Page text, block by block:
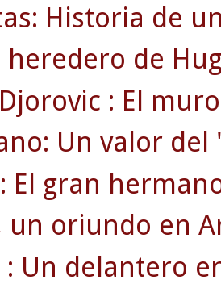
Historia de
heredero de
: El
Un valor del
El gran
un oriundo en
: Un delantero